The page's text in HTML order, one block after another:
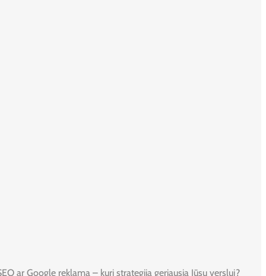
ar Google reklama – kuri strategija geriausia Jūsų verslui?